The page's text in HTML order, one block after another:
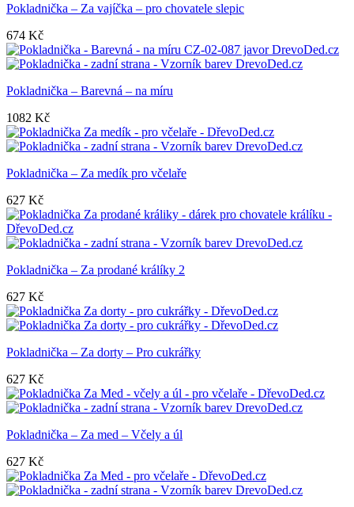
Pokladnička – Za vajíčka – pro chovatele slepic
674 Kč
Pokladnička – Barevná – na míru
1082 Kč
Pokladnička – Za medík pro včelaře
627 Kč
Pokladnička – Za prodané králíky 2
627 Kč
Pokladnička – Za dorty – Pro cukrářky
627 Kč
Pokladnička – Za med – Včely a úl
627 Kč